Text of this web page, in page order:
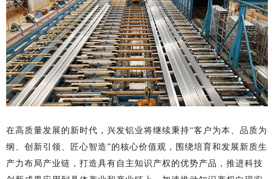
在高质量发展的新时代，兴发铝业将继续秉持“客户为本、品质为
纲、创新引领、匠心智造”的核心价值观，围绕培育和发展新质生
产力布局产业链，打造具有自主知识产权的优势产品，推进科技